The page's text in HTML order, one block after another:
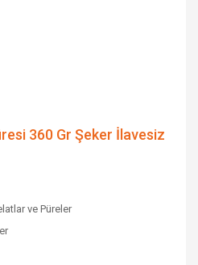
360 Gr Şeker İlavesiz
ve Püreler